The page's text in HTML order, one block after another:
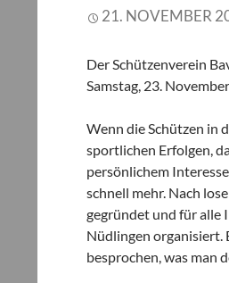
21. NOVEMBER
Der Schützenverein
Samstag, 23.
Wenn die Schützen in
sportlichen Erfolgen,
persönlichem
schnell mehr. Nach
gegründet und für alle
Nüdlingen organisiert.
besprochen, was man